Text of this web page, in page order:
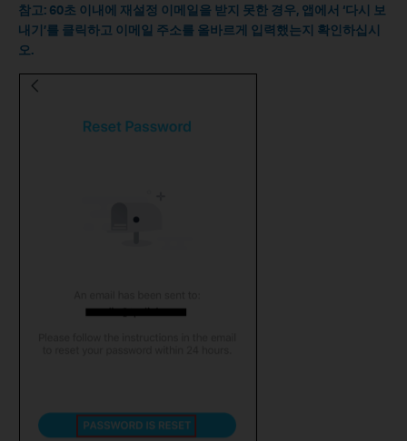
참고: 60초 이내에 재설정 이메일을 받지 못한 경우, 앱에서 ‘다시 보
내기’를 클릭하고 이메일 주소를 올바르게 입력했는지 확인하십시
오.